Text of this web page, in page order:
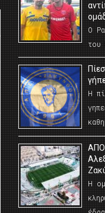
Ο
του
Η
Η